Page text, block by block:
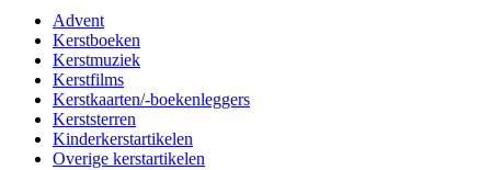
Advent
Kerstboeken
Kerstmuziek
Kerstfilms
Kerstkaarten/-boekenleggers
Kerststerren
Kinderkerstartikelen
Overige kerstartikelen